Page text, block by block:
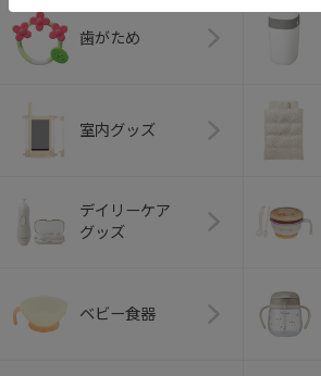
歯がため
室内グッズ
デイリーケア
グッズ
ベビー食器